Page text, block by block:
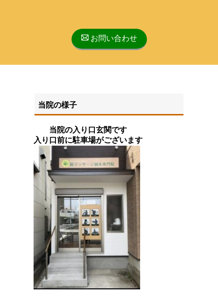
お問い合わせ
当院の様子
当院の入り口玄関です
入り口前に駐車場がございます